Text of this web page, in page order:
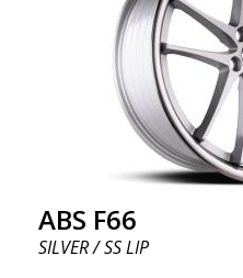
ABS F66
SILVER / SS LIP